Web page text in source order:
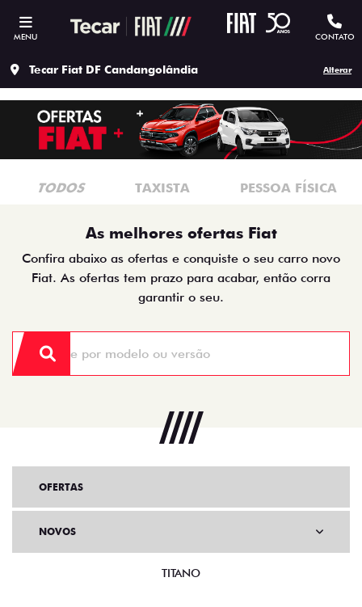
MENU CONTATO
Tecar Fiat DF Candangolândia Alterar
TODOS TAXISTA PESSOA FÍSICA
As melhores ofertas Fiat
Confira abaixo as ofertas e conquiste o seu carro novo
Fiat. As ofertas tem prazo para acabar, então corra
garantir o seu.
OFERTAS
NOVOS
TITANO